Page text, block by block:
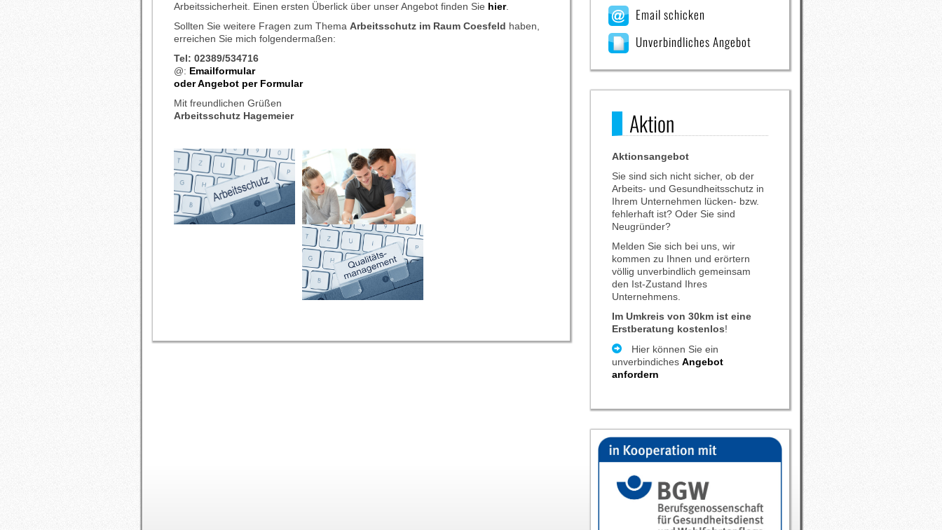
Arbeitssicherheit. Einen ersten Überlick über unser Angebot finden Sie hier.
Sollten Sie weitere Fragen zum Thema Arbeitsschutz im Raum Coesfeld haben,
erreichen Sie mich folgendermaßen:
Tel: 02389/534716
@: Emailformular
oder Angebot per Formular
Mit freundlichen Grüßen
Arbeitsschutz Hagemeier
Email schicken
Unverbindliches Angebot
Aktion
Aktionsangebot
Sie sind sich nicht sicher, ob der
Arbeits- und Gesundheitsschutz in
Ihrem Unternehmen lücken- bzw.
fehlerhaft ist? Oder Sie sind
Neugründer?
Melden Sie sich bei uns, wir
kommen zu Ihnen und erörtern
völlig unverbindlich gemeinsam
den Ist-Zustand Ihres
Unternehmens.
Im Umkreis von 30km ist eine
Erstberatung kostenlos!
Hier können Sie ein
unverbindichesAngebot
anfordern